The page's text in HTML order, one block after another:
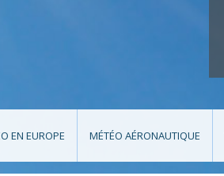
EN EUROPE MÉTÉO AÉRONAUTIQUE